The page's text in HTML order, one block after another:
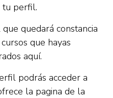
tu perfil.
quedará constancia
que hayas
aquí.
podrás acceder a
la pagina de la